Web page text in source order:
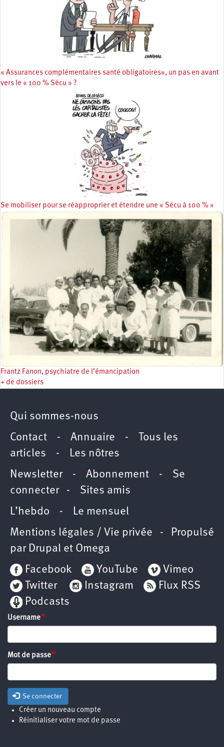
« Assurances complémentaires santé obligatoires», un pas en avant
vers le « 100 % Sécu » ?
Se mobiliser pour se réapproprier et étendre une « Sécu à 100 % »
Frantz Fanon, psychiatre de l’émancipation
+ de dossiers
Qui sommes-nous
Contact - Annuaire -
Tous les
articles - Les nôtres
Newsletter- Abonnement - Se
connecter- Sites amis
L’hebdo - Le mensuel
Mentions légales / Vie privée - Propulsé
par Drupal et Omega
Facebook
YouTube
Vimeo
Twitter
Instagram
Flux RSS
Podcasts
Username
Mot de passe
Se connecter
Créer un nouveau compte
Réinitialiser votre mot de passe